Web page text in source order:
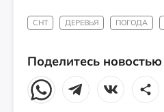
СНТ ДЕРЕВЬЯ ПОГОДА
Поделитесь новостью